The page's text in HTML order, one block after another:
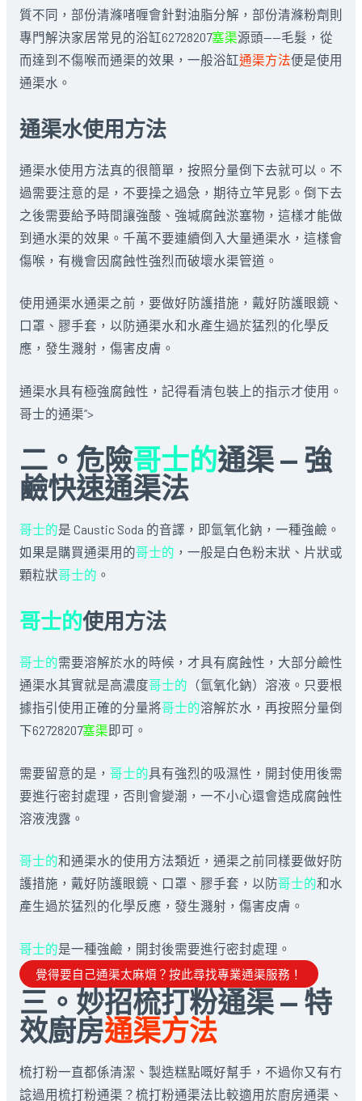
質不同，部份清滌啫喱會針對油脂分解，部份清滌粉劑則
專門解決家居常見的浴缸62728207塞渠源頭——毛髮，從
而達到不傷喉而通渠的效果，一般浴缸通渠方法便是使用
通渠水。
通渠水使用方法
通渠水使用方法真的很簡單，按照分量倒下去就可以。不
過需要注意的是，不要操之過急，期待立竿見影。倒下去
之後需要給予時間讓強酸、強堿腐蝕淤塞物，這樣才能做
到通水渠的效果。千萬不要連續倒入大量通渠水，這樣會
傷喉，有機會因腐蝕性強烈而破壞水渠管道。
使用通渠水通渠之前，要做好防護措施，戴好防護眼鏡、
口罩、膠手套，以防通渠水和水產生過於猛烈的化學反
應，發生濺射，傷害皮膚。
通渠水具有極強腐蝕性，記得看清包裝上的指示才使用。
哥士的通渠”>
二。危險哥士的通渠 — 強
鹼快速通渠法
哥士的是 Caustic Soda 的音譯，即氫氧化鈉，一種強鹼。
如果是購買通渠用的哥士的 ，一般是白色粉末狀、片狀或
顆粒狀哥士的 。
哥士的使用方法
哥士的需要溶解於水的時候，才具有腐蝕性，大部分鹼性
通渠水其實就是高濃度哥士的 （氫氧化鈉）溶液。只要根
據指引使用正確的分量將哥士的溶解於水，再按照分量倒
下62728207塞渠即可。
需要留意的是， 哥士的具有強烈的吸濕性，開封使用後需
要進行密封處理，否則會變潮，一不小心還會造成腐蝕性
溶液洩露。
哥士的和通渠水的使用方法類近，通渠之前同樣要做好防
護措施，戴好防護眼鏡、口罩、膠手套，以防哥士的和水
產生過於猛烈的化學反應，發生濺射，傷害皮膚。
哥士的是一種強鹼，開封後需要進行密封處理。
覺得要自己通渠太麻煩？按此尋找專業通渠服務！
三。妙招梳打粉通渠 — 特
效廚房通渠方法
梳打粉一直都係清潔、製造糕點嘅好幫手，不過你又有冇
諗過用梳打粉通渠？梳打粉通渠法比較適用於廚房通渠、